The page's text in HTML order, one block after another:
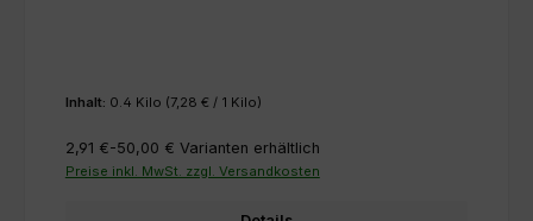
Inhalt: 0.4 Kilo (7,28 € / 1 Kilo)
2,91 €-50,00 € Varianten erhältlich
Preise inkl. MwSt. zzgl. Versandkosten